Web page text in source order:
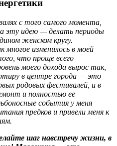
с того самого момента,
эту идею — делать периоды
женском кругу.
многое изменилось в моей
что проще всего
моего дохода вырос так,
в центре города — это
родовых фестивалей, и в
и полностью ее
события у меня
предков и привели меня к
шаг навстречу жизни, в